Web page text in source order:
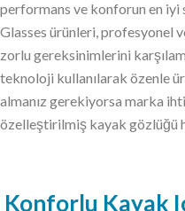
performans ve konforun en
Glasses ürünleri, profesyonel
zorlu gereksinimlerini
teknoloji kullanılarak özenle
almanız gerekiyorsa marka
özelleştirilmiş kayak gözlüğü
Konforlu Kayak